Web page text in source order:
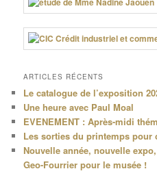
ARTICLES RÉCENTS
Le catalogue de l’exposition
Une heure avec Paul Moal
EVENEMENT : Après-midi
Les sorties du printemps
Nouvelle année, nouvelle
Geo-Fourrier pour le musée !